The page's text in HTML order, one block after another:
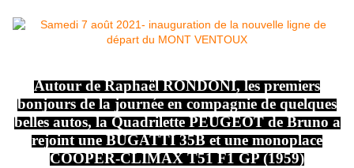
Autour de Raphaël RONDONI, les premiers
bonjours de la journée en compagnie de quelques
belles autos, la Quadrilette PEUGEOT de Bruno a
rejoint une BUGATTI 35B et une monoplace
COOPER-CLIMAX T51 F1 GP (1959)